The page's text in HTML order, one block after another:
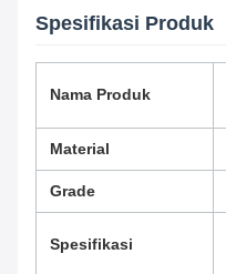
Spesifikasi Produk
Nama Produk
Material
Grade
Spesifikasi